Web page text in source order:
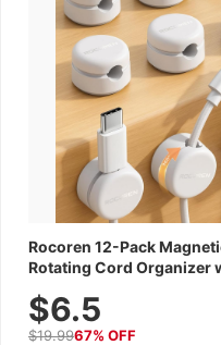
Rocoren 12-Pack
Rotating Cord Organizer
Wall, Car & Office, White
$6.5
$19.9967% OFF